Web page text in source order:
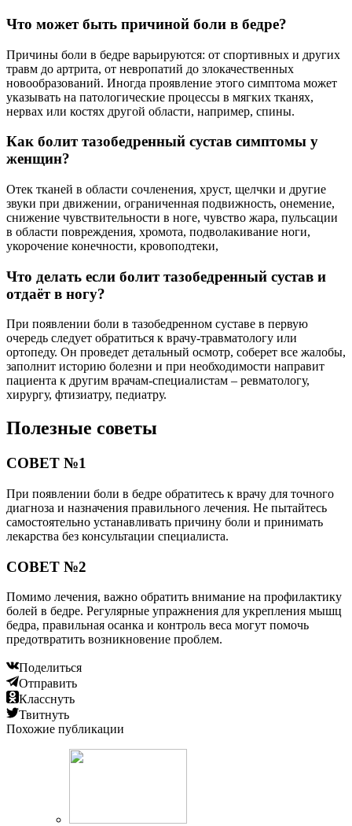
Что может быть причиной боли в бедре?
Причины боли в бедре варьируются: от спортивных и других
травм до артрита, от невропатий до злокачественных
новообразований. Иногда проявление этого симптома может
указывать на патологические процессы в мягких тканях,
нервах или костях другой области, например, спины.
Как болит тазобедренный сустав симптомы у
женщин?
Отек тканей в области сочленения, хруст, щелчки и другие
звуки при движении, ограниченная подвижность, онемение,
снижение чувствительности в ноге, чувство жара, пульсации
в области повреждения, хромота, подволакивание ноги,
укорочение конечности, кровоподтеки,
Что делать если болит тазобедренный сустав и
отдаёт в ногу?
При появлении боли в тазобедренном суставе в первую
очередь следует обратиться к врачу-травматологу или
ортопеду. Он проведет детальный осмотр, соберет все жалобы,
заполнит историю болезни и при необходимости направит
пациента к другим врачам-специалистам – ревматологу,
хирургу, фтизиатру, педиатру.
Полезные советы
СОВЕТ №1
При появлении боли в бедре обратитесь к врачу для точного
диагноза и назначения правильного лечения. Не пытайтесь
самостоятельно устанавливать причину боли и принимать
лекарства без консультации специалиста.
СОВЕТ №2
Помимо лечения, важно обратить внимание на профилактику
болей в бедре. Регулярные упражнения для укрепления мышц
бедра, правильная осанка и контроль веса могут помочь
предотвратить возникновение проблем.
Поделиться
Отправить
Класснуть
Твитнуть
Похожие публикации